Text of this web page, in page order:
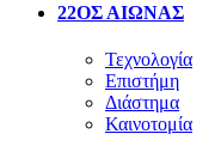
22ΟΣ ΑΙΩΝΑΣ
Τεχνολογία
Επιστήμη
Διάστημα
Καινοτομία